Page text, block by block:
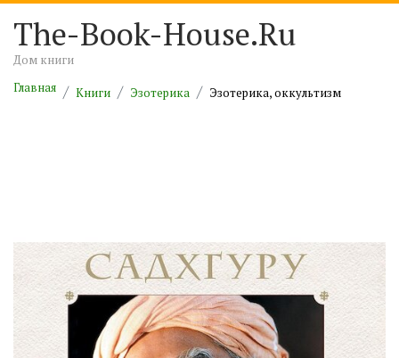
The-Book-House.Ru
Дом книги
Главная
Книги Эзотерика Эзотерика, оккультизм